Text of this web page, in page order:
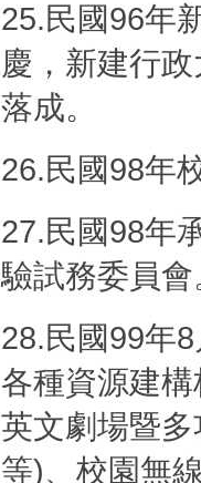
25.民國96年
慶，新建行
落成。
26.民國98年
27.民國98年
驗試務委員會
28.民國99年8
各種資源建
英文劇場暨
等)、校園無